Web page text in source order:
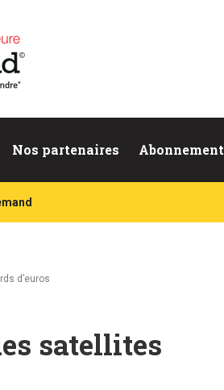
Nos partenaires Abonnement
d’euros
satellites